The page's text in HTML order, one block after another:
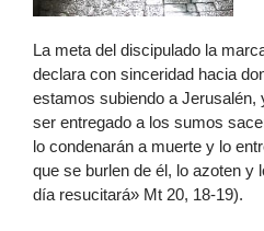
La meta del discipulado la
declara con sinceridad hacia
estamos subiendo a Jerusalén,
ser entregado a los sumos
lo condenarán a muerte y lo
que se burlen de él, lo azoten y
día resucitará» Mt 20, 18-19).